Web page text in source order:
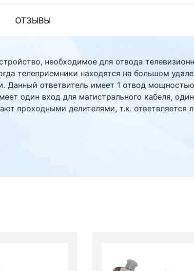
ОТЗЫВЫ
необходимое для отвода
телеприемники находятся на большом
Данный ответвитель имеет 1 отвод
один вход для магистрального кабеля,
проходными делителями, т.к.